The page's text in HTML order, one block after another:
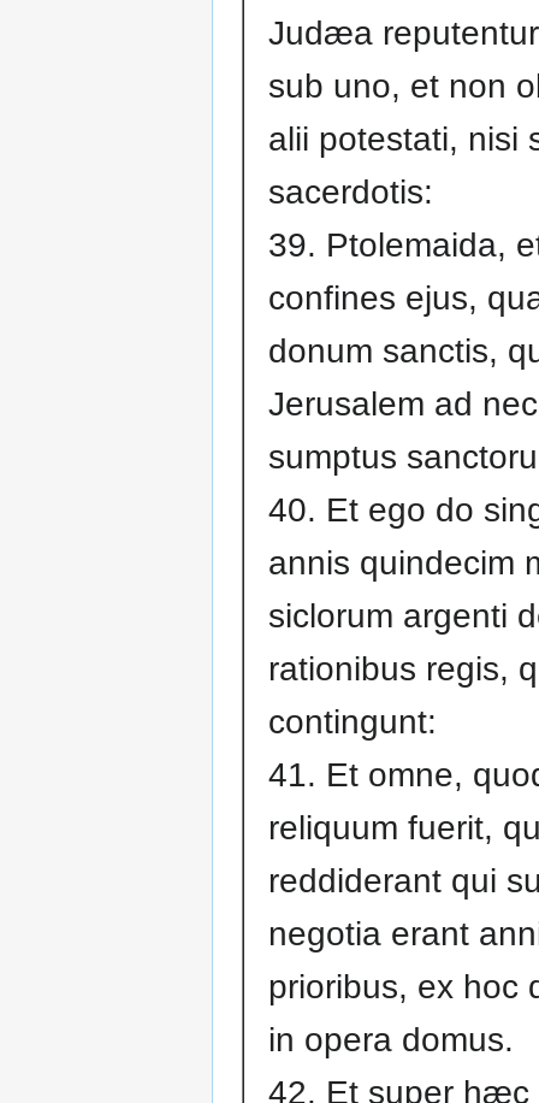
Judæa
sub uno, et non
alii potestati, nisi
sacerdotis:
39. Ptolemaida,
confines ejus,
donum sanctis,
Jerusalem ad
sumptus
40. Et ego do
annis quindecim
siclorum argenti
rationibus regis,
contingunt:
41. Et omne,
reliquum fuerit,
reddiderant qui
negotia erant
prioribus, ex hoc
in opera domus.
42. Et super hæc